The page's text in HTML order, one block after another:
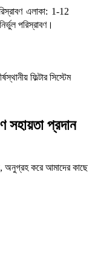
এলাকা: 1-12
পরিস্রাবণ।
ফিল্টার সিস্টেম
সহায়তা প্রদান
অনুগ্রহ করে আমাদের কাছে